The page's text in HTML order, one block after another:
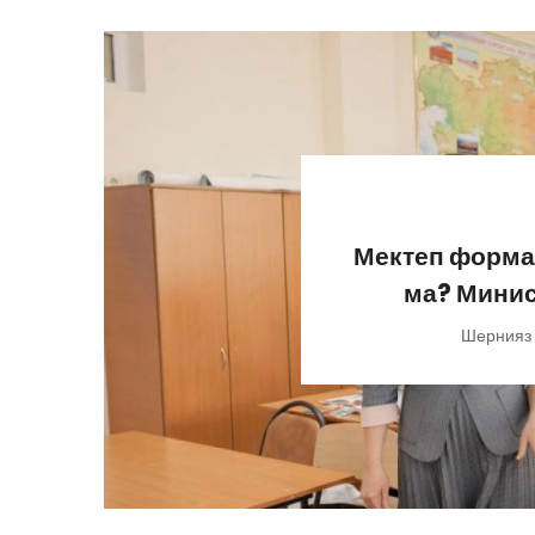
Мектеп
ма?